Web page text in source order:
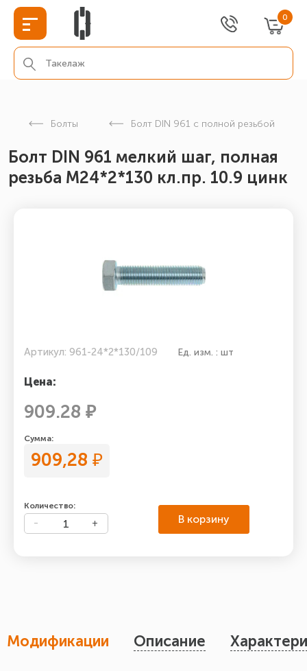
0
Болты Болт DIN 961 с полной резьбой
Болт DIN 961 мелкий шаг, полная
резьба М24*2*130 кл.пр. 10.9 цинк
Артикул: 961-24*2*130/109 Ед. изм. : шт
Цена:
909.28 ₽
Сумма:
909,28 ₽
Количество:
В корзину
Модификации Описание